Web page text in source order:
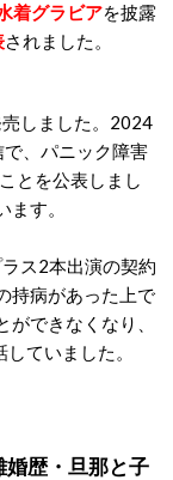
着グラビアを披露
されました。
しました。2024
、パニック障害
とを公表しまし
す。
ス2本出演の契約
持病があった上で
できなくなり、
ていました。
歴・旦那と子